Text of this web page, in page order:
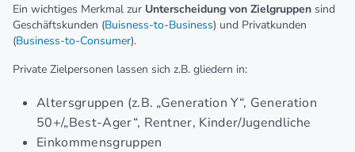
Ein wichtiges Merkmal zur Unterscheidung von Zielgruppen sind
Geschäftskunden (Buisness-to-Business) und Privatkunden
(Business-to-Consumer).
Private Zielpersonen lassen sich z.B. gliedern in:
Altersgruppen (z.B. „Generation Y“, Generation
50+/„Best-Ager“, Rentner, Kinder/Jugendliche
Einkommensgruppen